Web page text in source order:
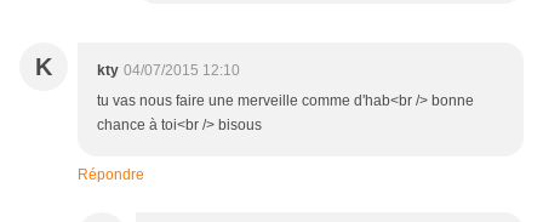
K kty 04/07/2015 12:10
tu vas nous faire une merveille comme d'hab<br /> bonne
chance à toi<br /> bisous
Répondre